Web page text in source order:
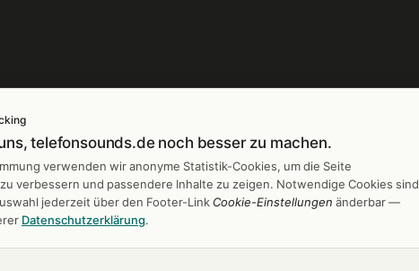
entwerfen
Branchen
Banken & Sparkassen
Hotels & Gastro
telefonsounds.de noch besser zu machen.
verwenden wir anonyme Statistik-Cookies, um die Seite
verbessern und passendere Inhalte zu zeigen. Notwendige Cookies sind
jederzeit über den Footer-Link Cookie-Einstellungen änderbar —
Datenschutzerklärung.